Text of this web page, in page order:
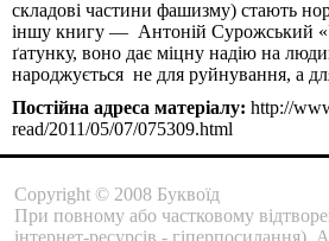
складові частини фашизму) стають
іншу книгу — Антоній Сурожський
ґатунку, воно дає міцну надію на
народжується не для руйнування, а
Постійна адреса матеріалу: http://
read/2011/05/07/075309.html
Copyright © 2008 Буквоїд
При повному або частковому
інтернет-ресурсів - гіперпосилання).